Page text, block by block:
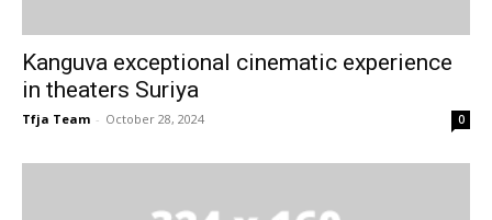
Kanguva exceptional cinematic experience
in theaters Suriya
Tfja Team - October 28, 2024 0